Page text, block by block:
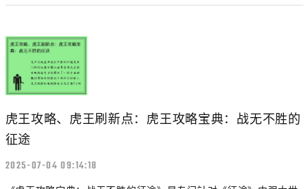
虎王攻略、虎王刷新点：虎王攻略宝典：战无不胜的
征途
2025-07-04 09:14:18